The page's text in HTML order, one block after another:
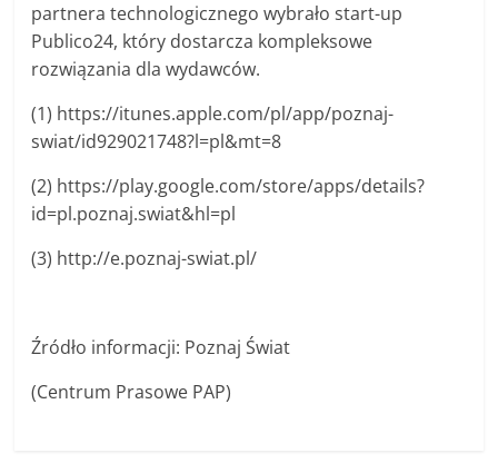
partnera technologicznego wybrało start-up
Publico24, który dostarcza kompleksowe
rozwiązania dla wydawców.
(1) https://itunes.apple.com/pl/app/poznaj-
swiat/id929021748?l=pl&mt=8
(2) https://play.google.com/store/apps/details?
id=pl.poznaj.swiat&hl=pl
(3) http://e.poznaj-swiat.pl/
Źródło informacji: Poznaj Świat
(Centrum Prasowe PAP)